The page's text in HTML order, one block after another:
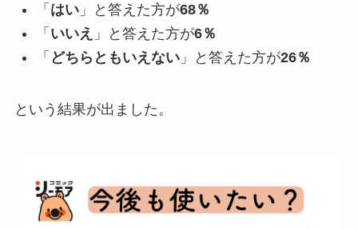
「 はい」と答えた方が68％
「 いいえ 」と答えた方が6％
「 どちらともいえない」と答えた方が26％
という結果が出ました。